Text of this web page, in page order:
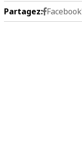
Partagez: Facebook